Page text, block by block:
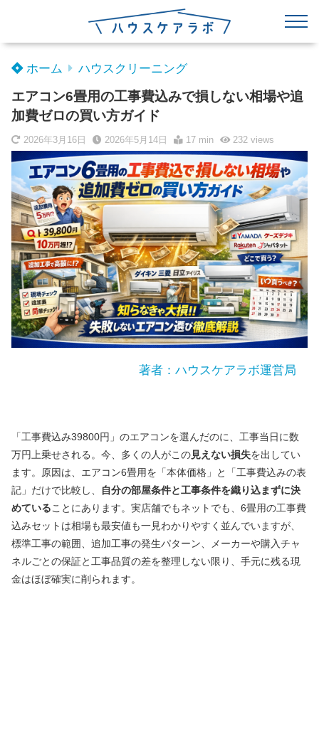
ホーム ハウスクリーニング
エアコン6畳用の工事費込みで損しない相場や追
加費ゼロの買い方ガイド
2026年3月16日 2026年5月14日 17 min 232views
著者：ハウスケアラボ運営局
「工事費込み39800円」のエアコンを選んだのに、工事当日に数
万円上乗せされる。今、多くの人がこの見えない損失を出してい
ます。原因は、エアコン6畳用を「本体価格」と「工事費込みの表
記」だけで比較し、
自分の部屋条件と工事条件を織り込まずに決
めていることにあります。実店舗でもネットでも、6畳用の工事費
込みセットは相場も最安値も一見わかりやすく並んでいますが、
標準工事の範囲、追加工事の発生パターン、メーカーや購入チャ
ネルごとの保証と工事品質の差を整理しない限り、手元に残る現
金はほぼ確実に削られます。